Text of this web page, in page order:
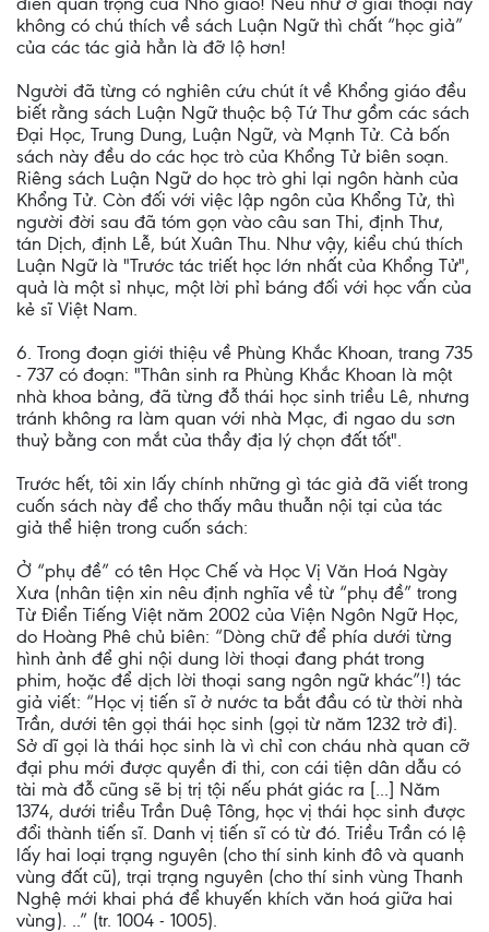
không có chú thích về sách Luận Ngữ thì chất “học giả”
của các tác giả hẳn là đỡ lộ hơn!
Người đã từng có nghiên cứu chút ít về Khổng giáo đều
biết rằng sách Luận Ngữ thuộc bộ Tứ Thư gồm các sách
Đại Học, Trung Dung, Luận Ngữ, và Mạnh Tử. Cả bốn
sách này đều do các học trò của Khổng Tử biên soạn.
Riêng sách Luận Ngữ do học trò ghi lại ngôn hành của
Khổng Tử. Còn đối với việc lập ngôn của Khổng Tử, thì
người đời sau đã tóm gọn vào câu san Thi, định Thư,
tán Dịch, định Lễ, bút Xuân Thu. Như vậy, kiểu chú thích
Luận Ngữ là "Trước tác triết học lớn nhất của Khổng Tử",
quả là một sỉ nhục, một lời phỉ báng đối với học vấn của
kẻ sĩ Việt Nam.
6. Trong đoạn giới thiệu về Phùng Khắc Khoan, trang 735
- 737 có đoạn: "Thân sinh ra Phùng Khắc Khoan là một
nhà khoa bảng, đã từng đỗ thái học sinh triều Lê, nhưng
tránh không ra làm quan với nhà Mạc, đi ngao du sơn
thuỷ bằng con mắt của thầy địa lý chọn đất tốt".
Trước hết, tôi xin lấy chính những gì tác giả đã viết trong
cuốn sách này để cho thấy mâu thuẫn nội tại của tác
giả thể hiện trong cuốn sách:
Ở “phụ đề” có tên Học Chế và Học Vị Văn Hoá Ngày
Xưa (nhân tiện xin nêu định nghĩa về từ “phụ đề” trong
Từ Điển Tiếng Việt năm 2002 của Viện Ngôn Ngữ Học,
do Hoàng Phê chủ biên: “Dòng chữ để phía dưới từng
hình ảnh để ghi nội dung lời thoại đang phát trong
phim, hoặc để dịch lời thoại sang ngôn ngữ khác”!) tác
giả viết: “Học vị tiến sĩ ở nước ta bắt đầu có từ thời nhà
Trần, dưới tên gọi thái học sinh (gọi từ năm 1232 trở đi).
Sở dĩ gọi là thái học sinh là vì chỉ con cháu nhà quan cỡ
đại phu mới được quyền đi thi, con cái tiện dân dẫu có
tài mà đỗ cũng sẽ bị trị tội nếu phát giác ra [...] Năm
1374, dưới triều Trần Duệ Tông, học vị thái học sinh được
đổi thành tiến sĩ. Danh vị tiến sĩ có từ đó. Triều Trần có lệ
lấy hai loại trạng nguyên (cho thí sinh kinh đô và quanh
vùng đất cũ), trại trạng nguyên (cho thí sinh vùng Thanh
Nghệ mới khai phá để khuyến khích văn hoá giữa hai
vùng). ..” (tr. 1004 - 1005).